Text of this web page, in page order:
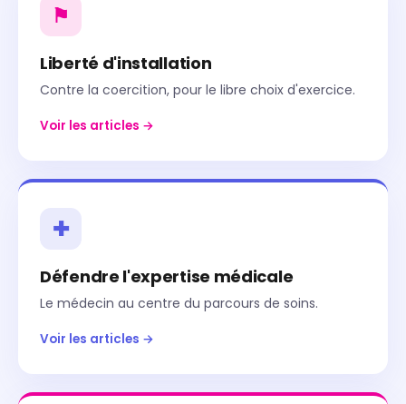
⚑
Liberté d'installation
Contre la coercition, pour le libre choix d'exercice.
Voir les articles →
✚
Défendre l'expertise médicale
Le médecin au centre du parcours de soins.
Voir les articles →